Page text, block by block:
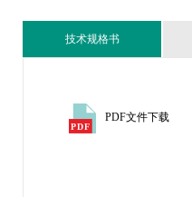
技术规格书
PDF文件下载